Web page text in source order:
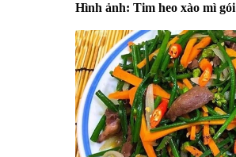
Hình ảnh: Tim heo xào mì gói